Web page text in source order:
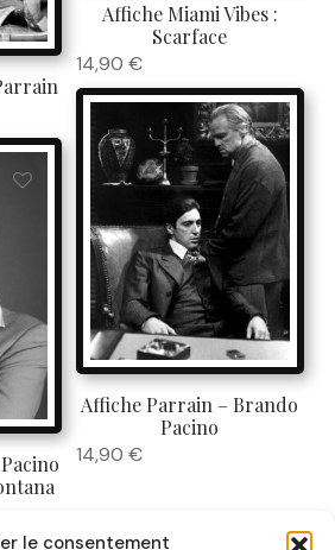
le consentement
Affiche Miami Vibes :
Scarface
14,90€
Affiche Parrain – Brando
Pacino
14,90€